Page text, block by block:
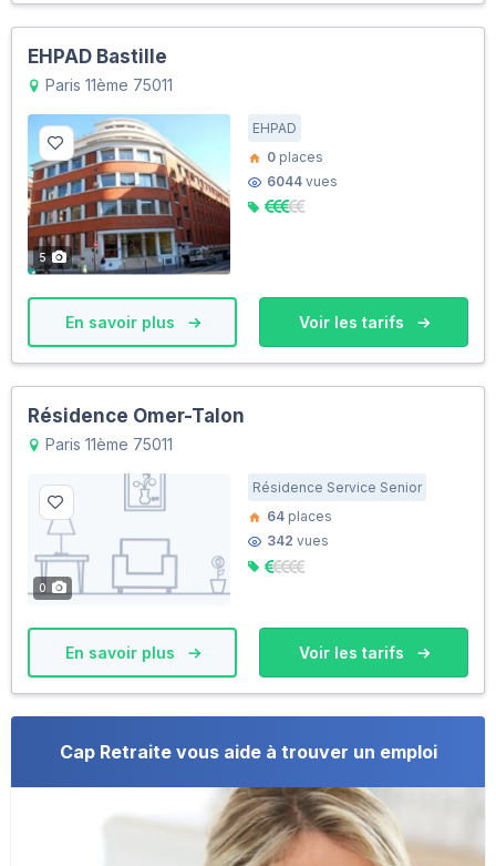
EHPAD Bastille
Paris 11ème 75011
5
EHPAD
0 places
6044 vues
En savoir plus Voir les tarifs
Résidence Omer-Talon
Paris 11ème 75011
0
Résidence Service Senior
64 places
342 vues
En savoir plus Voir les tarifs
Cap Retraite vous aide à trouver un emploi